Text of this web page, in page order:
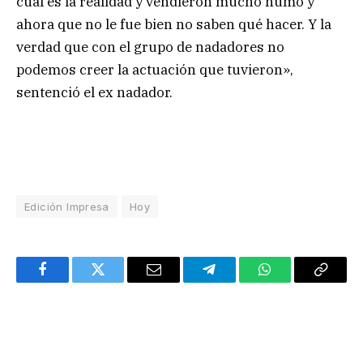
ahora que no le fue bien no saben qué hacer. Y la
verdad que con el grupo de nadadores no
podemos creer la actuación que tuvieron»,
sentenció el ex nadador.
Edición Impresa Hoy
FacebookTwitter Email TelegramWhatsAppCopy